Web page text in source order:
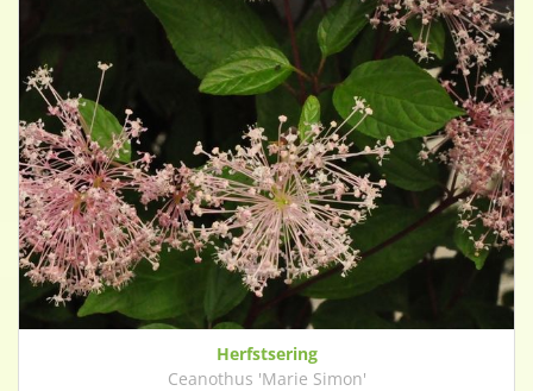
Herfstsering
Ceanothus 'Marie Simon'